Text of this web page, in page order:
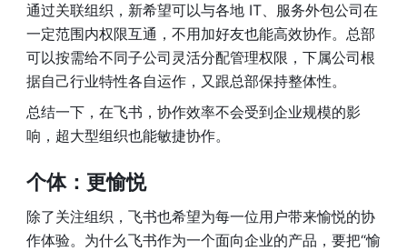
通过关联组织，新希望可以与各地 IT、服务外包公司在
一定范围内权限互通，不用加好友也能高效协作。总部
可以按需给不同子公司灵活分配管理权限，下属公司根
据自己行业特性各自运作，又跟总部保持整体性。
总结一下，在飞书，协作效率不会受到企业规模的影
响，超大型组织也能敏捷协作。
个体：更愉悦
除了关注组织，飞书也希望为每一位用户带来愉悦的协
作体验。为什么飞书作为一个面向企业的产品，要把“愉